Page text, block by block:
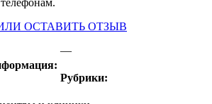
ОСТАВИТЬ ОТЗЫВ
—
Рубрики: